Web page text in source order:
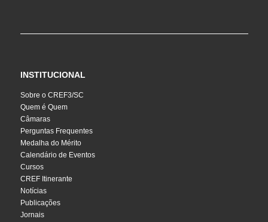
INSTITUCIONAL
Sobre o CREF3/SC
Quem é Quem
Câmaras
Perguntas Frequentes
Medalha do Mérito
Calendário de Eventos
Cursos
CREF Itinerante
Notícias
Publicações
Jornais